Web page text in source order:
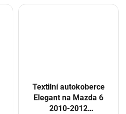
Textilní autokoberce
Elegant na Mazda 6
2010-2012